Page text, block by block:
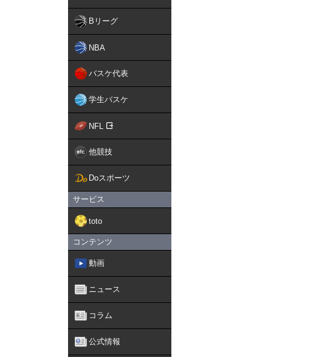
Bリーグ
NBA
バスケ代表
学生バスケ
NFL
他競技
Doスポーツ
サービス
toto
コンテンツ
動画
ニュース
コラム
公式情報